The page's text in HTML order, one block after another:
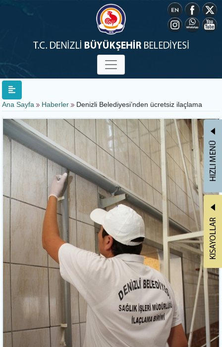
Ana Sayfa Haberler Denizli Belediyesi’nden ücretsiz ilaçlama